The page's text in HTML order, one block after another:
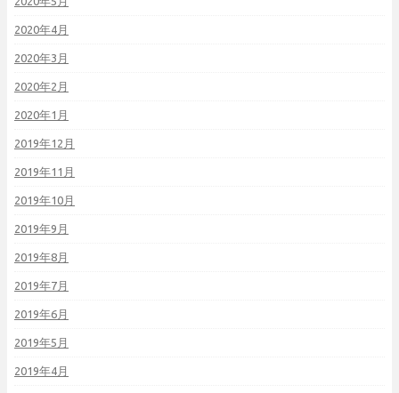
2020年4月
2020年3月
2020年2月
2020年1月
2019年12月
2019年11月
2019年10月
2019年9月
2019年8月
2019年7月
2019年6月
2019年5月
2019年4月